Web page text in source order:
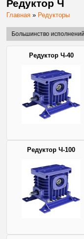
Редуктор Ч
Главная » Редукторы
исполнений в
Редуктор Ч-40
Редуктор Ч-100